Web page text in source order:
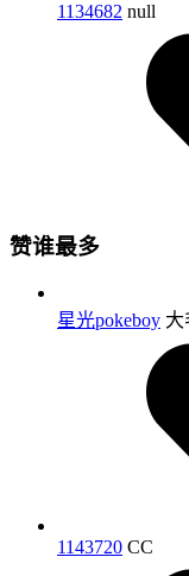
1134682 null
赞谁最多
星光pokeboy 大
1143720 CC